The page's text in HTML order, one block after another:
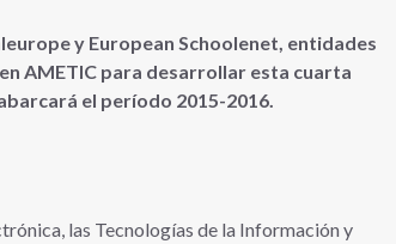
y European Schoolenet, entidades
AMETIC para desarrollar esta cuarta
el período 2015-2016.
las Tecnologías de la Información y